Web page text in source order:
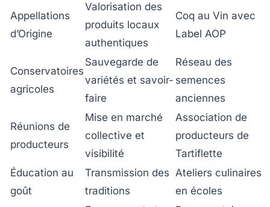
Appellations
d’Origine
Valorisation des
produits locaux
authentiques
Coq au Vin avec
Label AOP
Conservatoires
agricoles
Sauvegarde de
variétés et savoir-
faire
Réseau des
semences
anciennes
Réunions de
producteurs
Mise en marché
collective et
visibilité
Association de
producteurs de
Tartiflette
Éducation au
goût
Transmission des
traditions
Ateliers culinaires
en écoles